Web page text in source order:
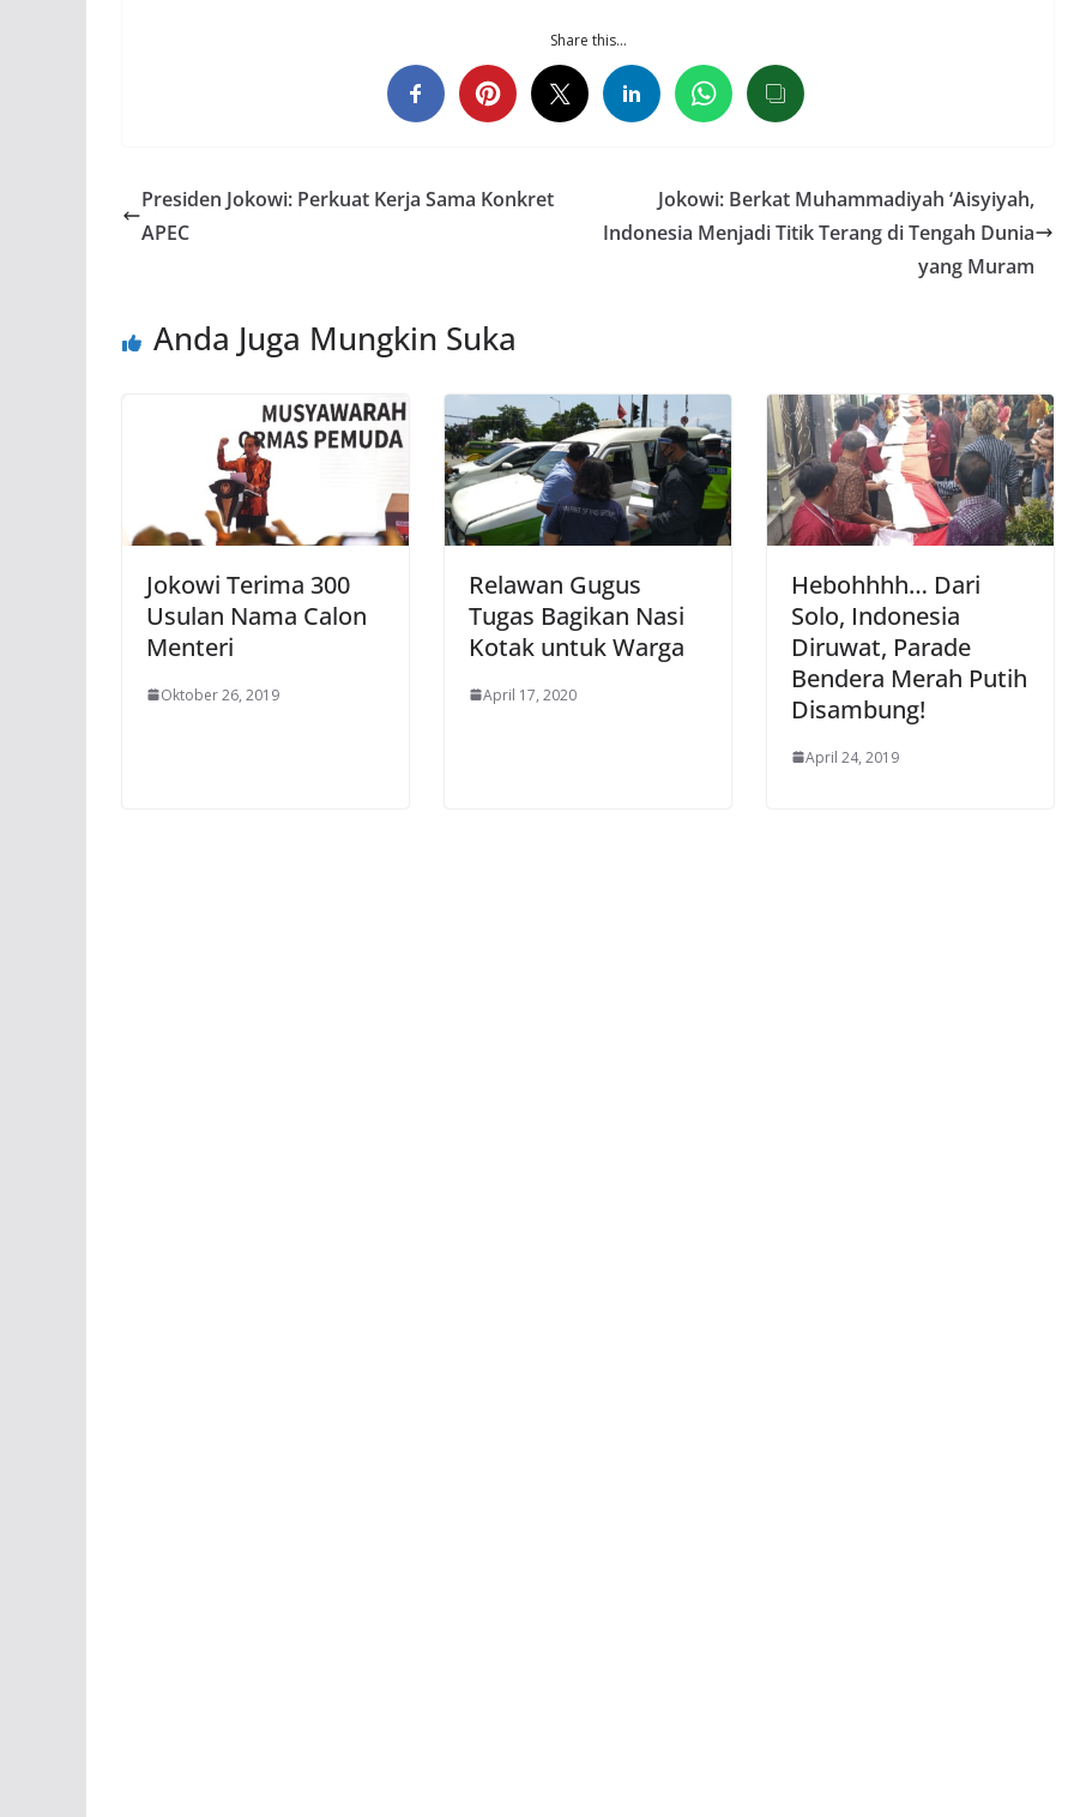
Share this…
Presiden Jokowi: Perkuat Kerja Sama Konkret
APEC
Jokowi: Berkat Muhammadiyah ‘Aisyiyah,
Indonesia Menjadi Titik Terang di Tengah Dunia
yang Muram
Anda Juga Mungkin Suka
Jokowi Terima 300
Usulan Nama Calon
Menteri
Oktober 26, 2019
Relawan Gugus
Tugas Bagikan Nasi
Kotak untuk Warga
April 17, 2020
Hebohhhh… Dari
Solo, Indonesia
Diruwat, Parade
Bendera Merah Putih
Disambung!
April 24, 2019